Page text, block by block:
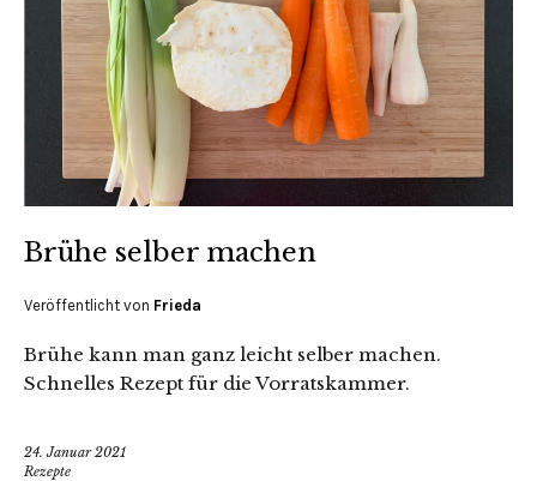
Brühe selber machen
Veröffentlicht von Frieda
Brühe kann man ganz leicht selber machen.
Schnelles Rezept für die Vorratskammer.
24. Januar 2021
Rezepte